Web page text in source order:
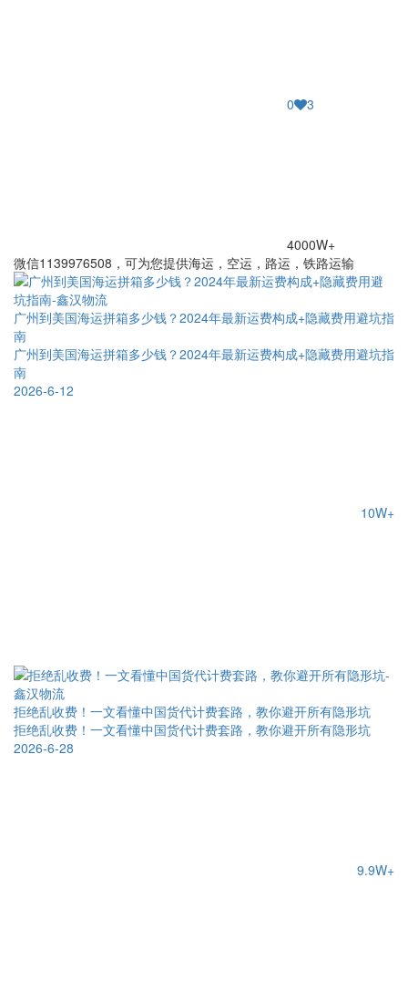
0 3
4000W+
微信1139976508，可为您提供海运，空运，路运，铁路运输
广州到美国海运拼箱多少钱？2024年最新运费构成+隐藏费用避坑指
南
广州到美国海运拼箱多少钱？2024年最新运费构成+隐藏费用避坑指
南
2026-6-12
10W+
拒绝乱收费！一文看懂中国货代计费套路，教你避开所有隐形坑
拒绝乱收费！一文看懂中国货代计费套路，教你避开所有隐形坑
2026-6-28
9.9W+